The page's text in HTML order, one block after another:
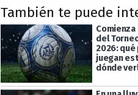
También te puede
Comienza
del
2026:
juegan
dónde